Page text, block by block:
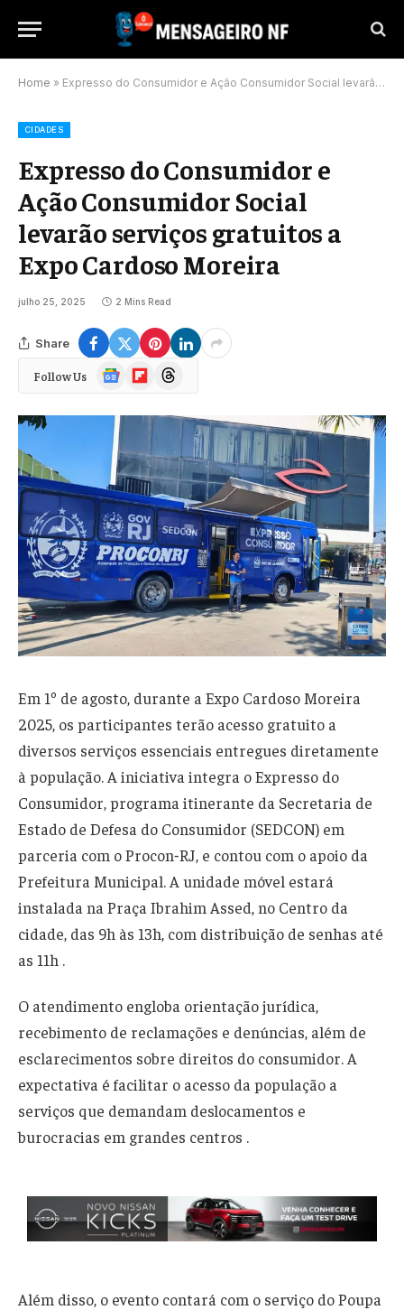
Home » Expresso do Consumidor e Ação Consumidor Social levarão serviços gratuitos a Expo Cardoso Moreira
CIDADES
Expresso do Consumidor e
Ação Consumidor Social
levarão serviços gratuitos a
Expo Cardoso Moreira
julho 25, 2025 2 Mins Read
Share
Follow Us
Google
News
FlipboardThreads
Em 1º de agosto, durante a Expo Cardoso Moreira
2025, os participantes terão acesso gratuito a
diversos serviços essenciais entregues diretamente
à população. A iniciativa integra o Expresso do
Consumidor, programa itinerante da Secretaria de
Estado de Defesa do Consumidor (SEDCON) em
parceria com o Procon‑RJ, e contou com o apoio da
Prefeitura Municipal. A unidade móvel estará
instalada na Praça Ibrahim Assed, no Centro da
cidade, das 9h às 13h, com distribuição de senhas até
as 11h .
O atendimento engloba orientação jurídica,
recebimento de reclamações e denúncias, além de
esclarecimentos sobre direitos do consumidor. A
expectativa é facilitar o acesso da população a
serviços que demandam deslocamentos e
burocracias em grandes centros .
Além disso, o evento contará com o serviço do Poupa